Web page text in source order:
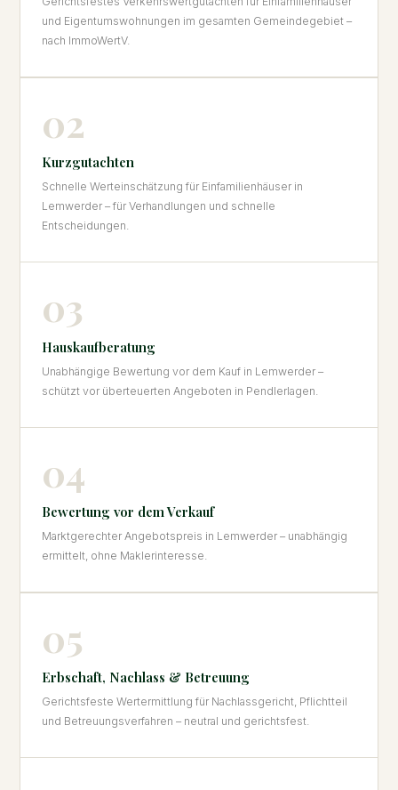
und Eigentumswohnungen im gesamten Gemeindegebiet –
nach ImmoWertV.
02
Kurzgutachten
Schnelle Werteinschätzung für Einfamilienhäuser in
Lemwerder – für Verhandlungen und schnelle
Entscheidungen.
03
Hauskaufberatung
Unabhängige Bewertung vor dem Kauf in Lemwerder –
schützt vor überteuerten Angeboten in Pendlerlagen.
04
Bewertung vor dem Verkauf
Marktgerechter Angebotspreis in Lemwerder – unabhängig
ermittelt, ohne Maklerinteresse.
05
Erbschaft, Nachlass & Betreuung
Gerichtsfeste Wertermittlung für Nachlassgericht, Pflichtteil
und Betreuungsverfahren – neutral und gerichtsfest.